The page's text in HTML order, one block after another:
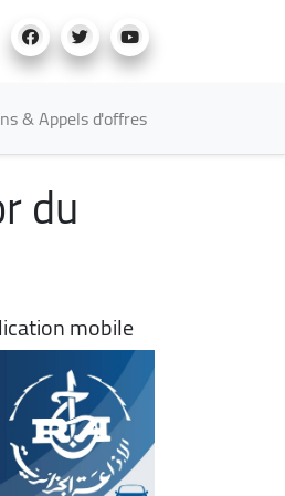
& Appels d'offres
du
mobile